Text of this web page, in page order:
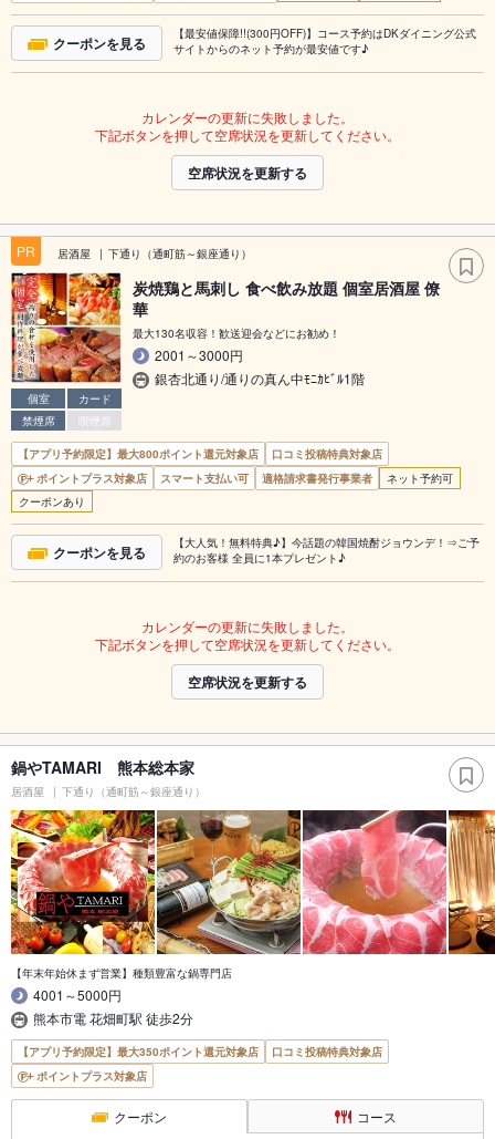
クーポンを見る
【最安値保障!!(300円OFF)】コース予約はDKダイニング公式
サイトからのネット予約が最安値です♪
カレンダーの更新に失敗しました。
下記ボタンを押して空席状況を更新してください。
空席状況を更新する
PR 居酒屋 下通り（通町筋～銀座通り）
個室
カード
禁煙席
喫煙席
炭焼鶏と馬刺し 食べ飲み放題 個室居酒屋 僚
華
最大130名収容！歓送迎会などにお勧め！
2001～3000円
銀杏北通り/通りの真ん中ﾓﾆｶﾋﾞﾙ1階
【アプリ予約限定】最大800ポイント還元対象店
口コミ投稿特典対象店
ポイントプラス対象店
スマート支払い可 適格請求書発行事業者
ネット予約可
クーポンあり
クーポンを見る
【大人気！無料特典♪】今話題の韓国焼酎ジョウンデ！⇒ご予
約のお客様 全員に1本プレゼント♪
カレンダーの更新に失敗しました。
下記ボタンを押して空席状況を更新してください。
空席状況を更新する
鍋やTAMARI 熊本総本家
居酒屋 下通り（通町筋～銀座通り）
【年末年始休まず営業】種類豊富な鍋専門店
4001～5000円
熊本市電 花畑町駅 徒歩2分
【アプリ予約限定】最大350ポイント還元対象店
口コミ投稿特典対象店
ポイントプラス対象店
クーポン コース